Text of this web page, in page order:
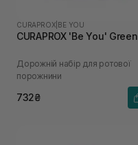
CURAPROX BE YOU
CURAPROX 'Be You' Green
Дорожній набір для ротової
порожнини
732₴